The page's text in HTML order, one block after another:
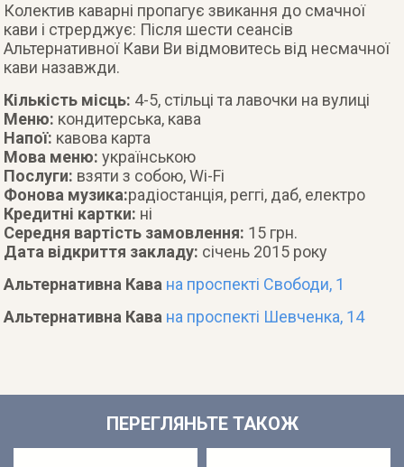
Колектив каварні пропагує звикання до смачної
кави і стрерджує: Після шести сеансів
Альтернативної Кави Ви відмовитесь від несмачної
кави назавжди.
Кількість місць: 4-5, стільці та лавочки на вулиці
Меню: кондитерська, кава
Напої: кавова карта
Мова меню:українською
Послуги: взяти з собою, Wi-Fi
Фонова музика:радіостанція, реггі, даб, електро
Кредитні картки: ні
Середня вартість замовлення: 15 грн.
Дата відкриття закладу: січень 2015 року
Альтернативна Кава на проспекті Свободи, 1
Альтернативна Кава на проспекті Шевченка, 14
ПЕРЕГЛЯНЬТЕ ТАКОЖ